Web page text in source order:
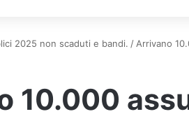
2025 non scaduti e bandi. / Arrivano
10.000